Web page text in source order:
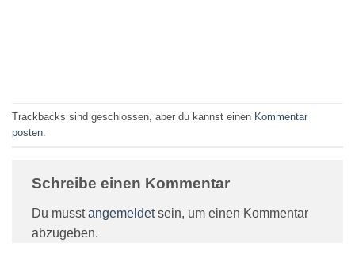
Trackbacks sind geschlossen, aber du kannst einen Kommentar
posten
Schreibe einen Kommentar
Du musstangemeldetsein, um einen Kommentar
abzugeben.